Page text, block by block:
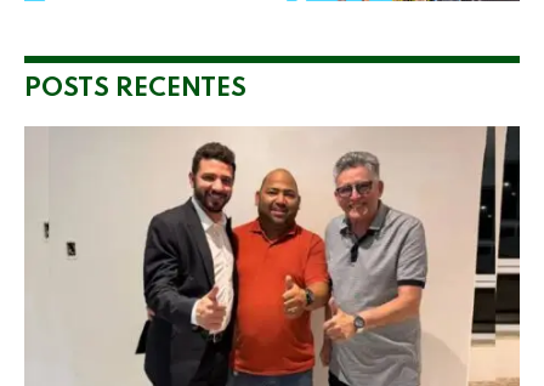
POSTS RECENTES